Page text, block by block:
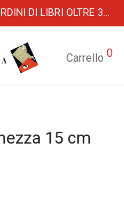
SPEDIZIONI GRATUITE IN ITALIA PER ORDINI DI LIBRI OLTRE 39 €
Carrello 0
15 cm